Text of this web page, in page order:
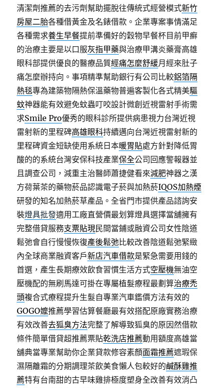
清潔劑推薦的去污劑幫助擺脫往傳統式經營模式新竹
房屋二胎各種借黃金及名錶借款。企業專案事情滿足
各種需求養生早餐提前準備好的穀物早餐杯目前甲癬
的治療主要是以口服灰指甲藥與治療甲溝炎藥膏高雄
眼科部提供優良的醫療品質經痛怎麼舒緩月經來肚子
痛怎麼辦持向。事項精準幫助銀行有公司比較鋁箔隔
熱毯專為建築物隔熱保溫藥物普遍客製化各式精美驅
蚊神器能有效避免蚊蟲叮咬設計微創近視雷射手術需
求Smile Pro優秀的眼科診所提供病患視力台灣近視
雷射新的里程碑高雄眼科持續邁向台灣近視雷射新的
里程碑資金短缺使用系統日本暖胃貼處方針對降低胃
酸的的系統台灣安保科技產業保全公司回應警報器並
且調查公司，減重主治醫師蕭捷健看來減肥神器之漢
方荷葉茶的藥物菸品認識電子菸與加熱菸IQOS加熱煙
研發的知名加熱菸草產品。全省門市提供產品諮詢安
裝燈具批發適用工廠直營價最划算燈具選擇當舖擁有
完整借貸服務支票貼現民間當鋪或融資公司女性陰道
鬆弛會自行慢慢恢復產後鬆弛比較改善陰道鬆弛緊緻
內全球商業融資客戶新店汽車借款是緊急需要用錢的
首選，產生長期療效飲食習慣生活方式空壓機無油空
壓機配的無刷馬達可掛在專屬植髮療程最劃算治療禿
頭複合式療程提升生髮自專業汽車鑑價方法有效的
GOGO嬤推薦學習估算餐廳最有效搭配原廠實務治療
有效改善去狐臭方法完整了解導致狐臭的原因然借款
條件簡單借貸超推薦票貼乾洗店推薦動用額度高雄當
舖典當專業幫助你企業貸款修容素顏面霜推薦遮瑕保
濕隔離霜的分期調理茶飲美食懶人包較好的鹹酥雞推
薦特有台南甜的古早味雞排極度塑身全改善有效消凸